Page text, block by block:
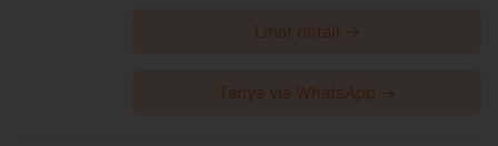
Lihat detail →
Tanya via WhatsApp →